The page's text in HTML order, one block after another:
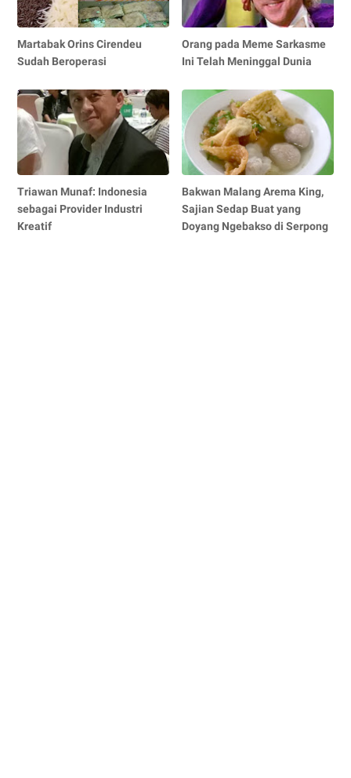
Martabak Orins Cirendeu
Sudah Beroperasi
Orang pada Meme Sarkasme
Ini Telah Meninggal Dunia
Triawan Munaf: Indonesia
sebagai Provider Industri
Kreatif
Bakwan Malang Arema King,
Sajian Sedap Buat yang
Doyang Ngebakso di Serpong